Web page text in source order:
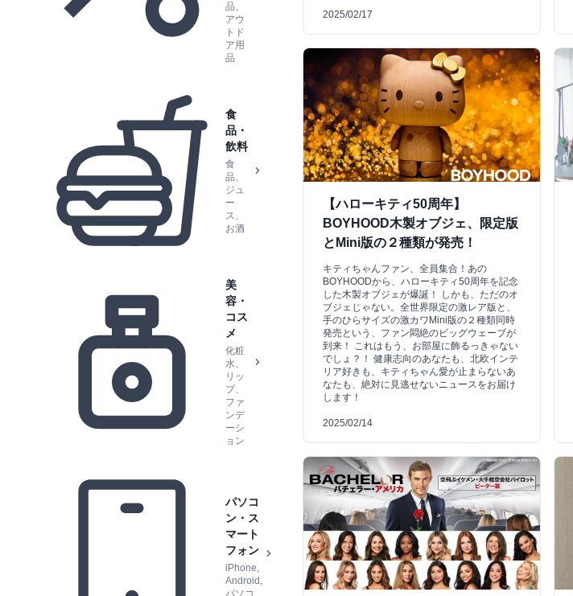
品、
アウ
トド
ア用
品
食
品・
飲料
食
品、
ジュ
ー
ス、
お酒
美
容・
コス
メ
化粧
水、
リッ
プ、
ファ
ンデ
ーシ
ョン
パソコ
ン・ス
マート
フォン
iPhone,
Android,
パソコ
2025/02/17
【ハローキティ50周年】
BOYHOOD木製オブジェ、限定版
とMini版の２種類が発売！
キティちゃんファン、全員集合！あの
BOYHOODから、ハローキティ50周年を記念
した木製オブジェが爆誕！ しかも、ただのオ
ブジェじゃない。全世界限定の激レア版と、
手のひらサイズの激カワMini版の２種類同時
発売という、ファン悶絶のビッグウェーブが
到来！ これはもう、お部屋に飾るっきゃない
でしょ？！ 健康志向のあなたも、北欧インテ
リア好きも、キティちゃん愛が止まらないあ
なたも、絶対に見逃せないニュースをお届け
します！
2025/02/14